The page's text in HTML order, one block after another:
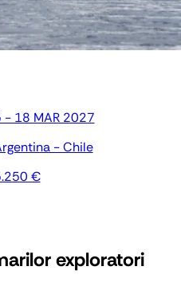
- 18 MAR 2027
- Chile
€
exploratori